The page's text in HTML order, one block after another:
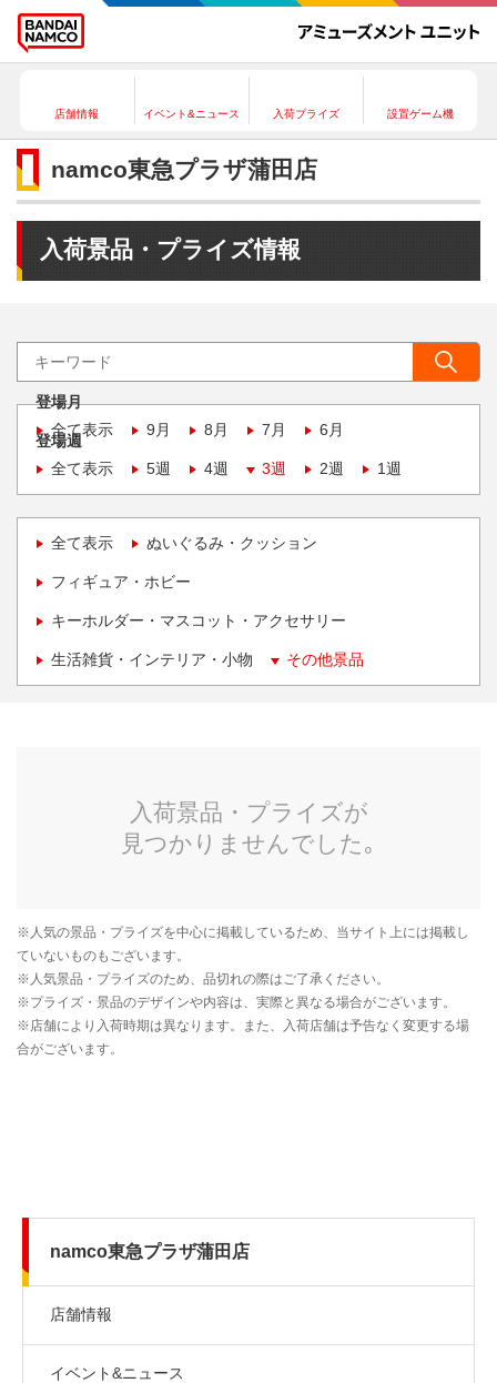
店舗情報 イベント&ニュース 入荷プライズ 設置ゲーム機
namco東急プラザ蒲田店
入荷景品・プライズ情報
登場月
全て表示
9月 8月 7月 6月
登場週
全て表示
5週 4週 3週 2週 1週
全て表示 ぬいぐるみ・クッション
フィギュア・ホビー
キーホルダー・マスコット・アクセサリー
生活雑貨・インテリア・小物 その他景品
namco東急プラザ蒲田店
店舗情報
イベント&ニュース